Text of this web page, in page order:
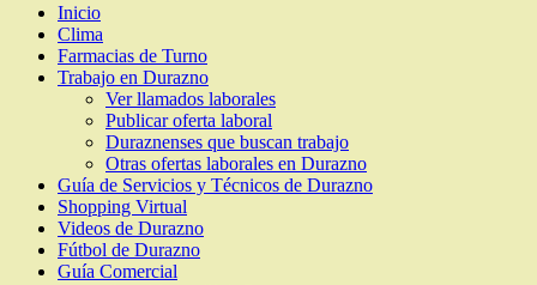
Inicio
Clima
Farmacias de Turno
Trabajo en Durazno
Ver llamados laborales
Publicar oferta laboral
Duraznenses que buscan trabajo
Otras ofertas laborales en Durazno
Guía de Servicios y Técnicos de Durazno
Shopping Virtual
Videos de Durazno
Fútbol de Durazno
Guía Comercial